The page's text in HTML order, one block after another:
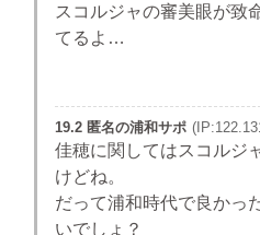
スコルジャの審美眼が致
てるよ…
19.2 匿名の浦和サポ
佳穂に関してはスコルジ
けどね。
だって浦和時代で良かっ
いでしょ？